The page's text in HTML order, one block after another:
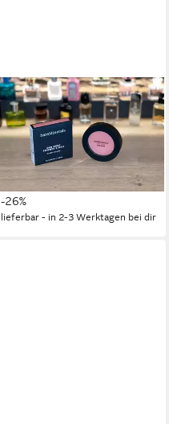
BAREMINERALS
Make-up bareMinerlas Gen
Nude Powder Blush Call my
Blush Farbe
20,00 € UVP26,90 €
(3.333,33 €/ 1 l)
-26%
lieferbar - in 2-3 Werktagen bei dir